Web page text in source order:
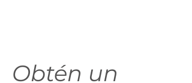
Obtén un